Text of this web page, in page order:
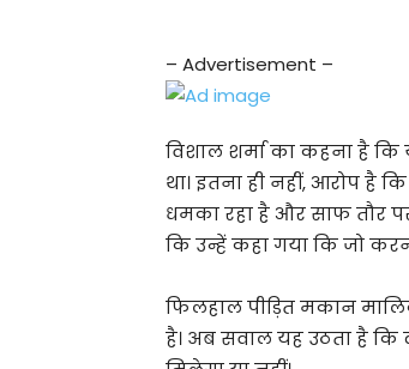
– Advertisement –
विशाल शर्मा का कहना है
था। इतना ही नहीं, आरोप
धमका रहा है और साफ तौर
कि उन्हें कहा गया कि जो
फिलहाल पीड़ित मकान
है। अब सवाल यह उठता है कि